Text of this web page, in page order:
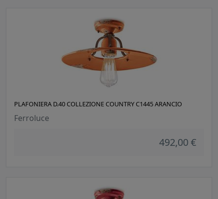
PLAFONIERA D.40 COLLEZIONE COUNTRY C1445 ARANCIO
Ferroluce
492,00 €